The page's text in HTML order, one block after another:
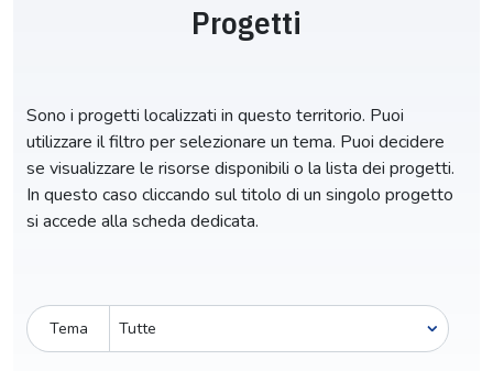
Progetti
Sono i progetti localizzati in questo territorio. Puoi
utilizzare il filtro per selezionare un tema. Puoi decidere
se visualizzare le risorse disponibili o la lista dei progetti.
In questo caso cliccando sul titolo di un singolo progetto
si accede alla scheda dedicata.
Tema